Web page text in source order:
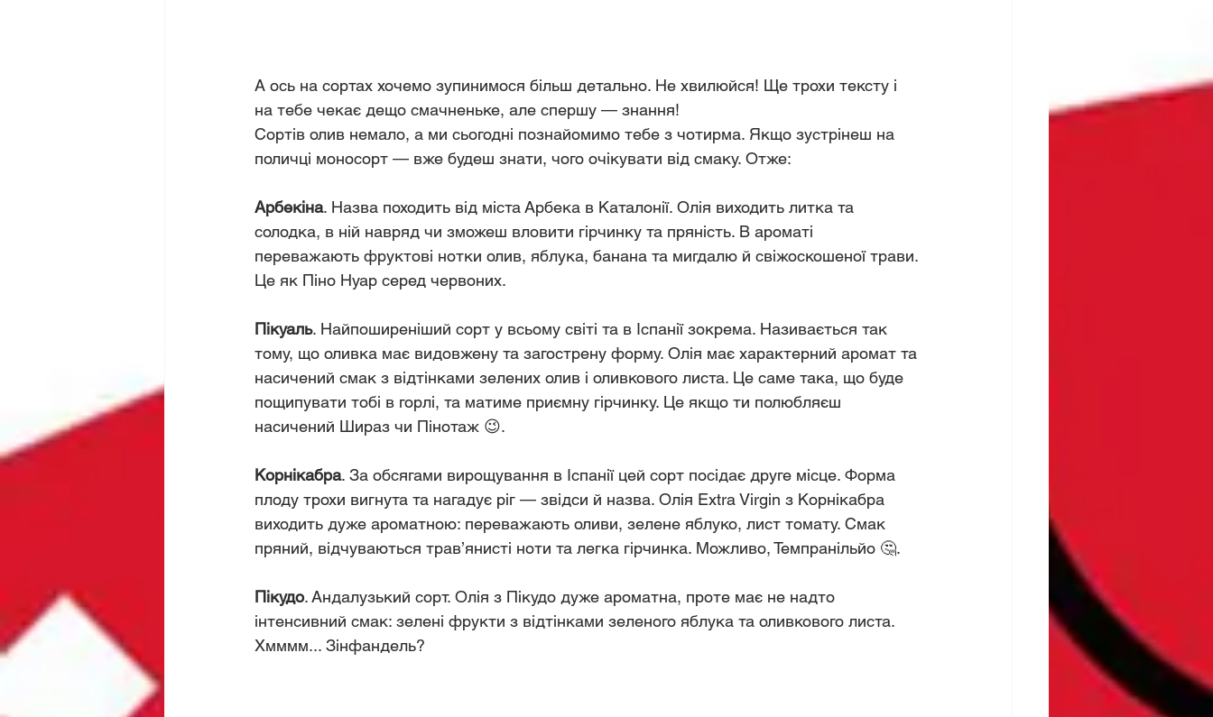
А ось на сортах хочемо зупинимося більш детально. Не хвилюйся! Ще трохи тексту і
на тебе чекає дещо смачненьке, але спершу — знання!
Сортів олив немало, а ми сьогодні познайомимо тебе з чотирма. Якщо зустрінеш на
поличці моносорт — вже будеш знати, чого очікувати від смаку. Отже:
Арбекіна. Назва походить від міста Арбека в Каталонії. Олія виходить литка та
солодка, в ній навряд чи зможеш вловити гірчинку та пряність. В ароматі
переважають фруктові нотки олив, яблука, банана та мигдалю й свіжоскошеної трави.
Це як Піно Нуар серед червоних.
Пікуаль. Найпоширеніший сорт у всьому світі та в Іспанії зокрема. Називається так
тому, що оливка має видовжену та загострену форму. Олія має характерний аромат та
насичений смак з відтінками зелених олив і оливкового листа. Це саме така, що буде
пощипувати тобі в горлі, та матиме приємну гірчинку. Це якщо ти полюбляєш
насичений Шираз чи Пінотаж 😉.
Корнікабра. За обсягами вирощування в Іспанії цей сорт посідає друге місце. Форма
плоду трохи вигнута та нагадує ріг — звідси й назва. Олія Extra Virgin з Корнікабра
виходить дуже ароматною: переважають оливи, зелене яблуко, лист томату. Смак
пряний, відчуваються трав’янисті ноти та легка гірчинка. Можливо, Темпранільйо 🤔.
Пікудо. Андалузький сорт. Олія з Пікудо дуже ароматна, проте має не надто
інтенсивний смак: зелені фрукти з відтінками зеленого яблука та оливкового листа.
Хмммм... Зінфандель?